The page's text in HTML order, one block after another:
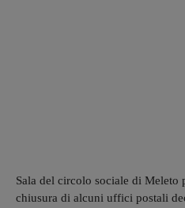
Sala del circolo sociale di Meleto
chiusura di alcuni uffici postali